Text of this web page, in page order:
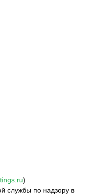
)
службы по надзору в